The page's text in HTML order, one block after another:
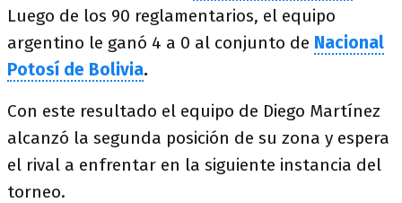
Luego de los 90 reglamentarios, el equipo
argentino le ganó 4 a 0 al conjunto de Nacional
Potosí de Bolivia.
Con este resultado el equipo de Diego Martínez
alcanzó la segunda posición de su zona y espera
el rival a enfrentar en la siguiente instancia del
torneo.